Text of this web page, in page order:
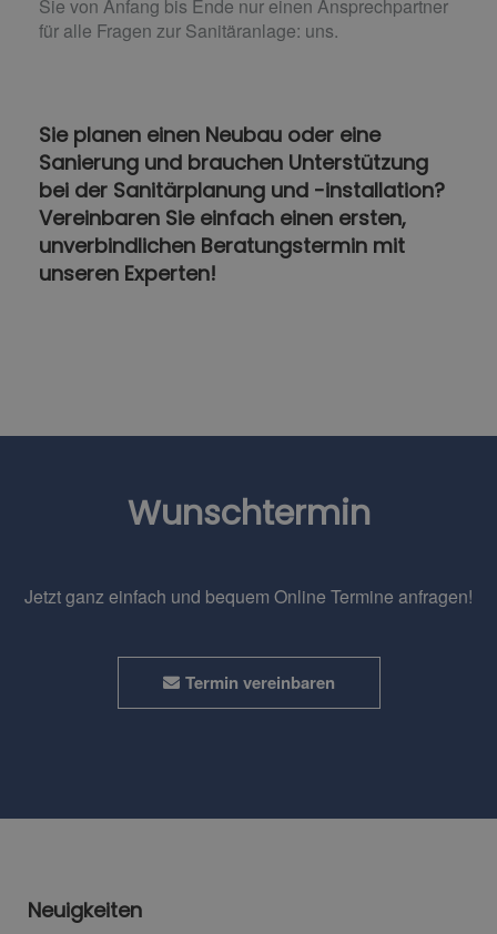
Sie von Anfang bis Ende nur einen Ansprechpartner
für alle Fragen zur Sanitäranlage: uns.
Sie planen einen Neubau oder eine
Sanierung und brauchen Unterstützung
bei der Sanitärplanung und -installation?
Vereinbaren Sie einfach einen ersten,
unverbindlichen Beratungstermin mit
unseren Experten!
Wunschtermin
Jetzt ganz einfach und bequem Online Termine anfragen!
Termin vereinbaren
Neuigkeiten